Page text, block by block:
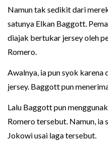
Namun tak sedikit dari
satunya Elkan Baggott.
diajak bertukar jersey oleh
Romero.
Awalnya, ia pun syok
jersey. Baggott pun
Lalu Baggott pun
Romero tersebut. Namun, ia
Jokowi usai laga tersebut.